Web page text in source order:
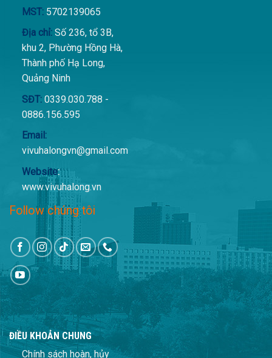
MST: 5702139065
Địa chỉ:Số 236, tổ 3B,
khu 2, Phường Hồng Hà,
Thành phố Hạ Long,
Quảng Ninh
SĐT:0339.030.788 -
0886.156.595
Email:
vivuhalongvn@gmail.com
Website:
www.vivuhalong.vn
Follow chúng tôi
ĐIỀU KHOẢN CHUNG
Chính sách hoàn, hủy